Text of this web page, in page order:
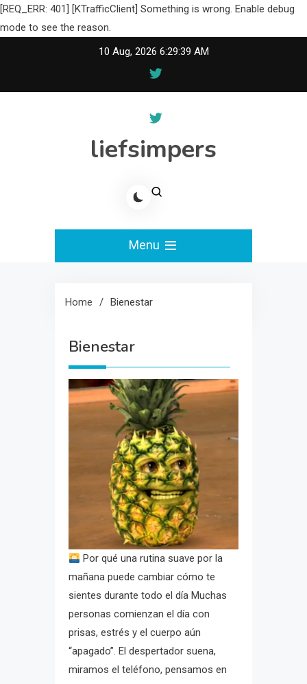
[REQ_ERR: 401] [KTrafficClient] Something is wrong. Enable debug
mode to see the reason.
10 Aug, 2026 6:29:40 AM
liefsimpers
Menu
Home Bienestar
Bienestar
Por qué una rutina suave por la
mañana puede cambiar cómo te
sientes durante todo el día Muchas
personas comienzan el día con
prisas, estrés y el cuerpo aún
“apagado”. El despertador suena,
miramos el teléfono, pensamos en